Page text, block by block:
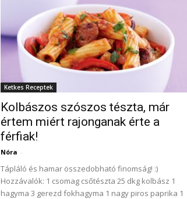
Ketkes Receptek
Kolbászos szószos tészta, már
értem miért rajonganak érte a
férfiak!
Nóra -
Tápláló és hamar összedobható finomság! :)
Hozzávalók: 1 csomag csőtészta 25 dkg kolbász 1
hagyma 3 gerezd fokhagyma 1 nagy piros paprika 1